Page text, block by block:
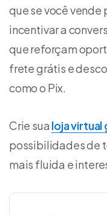
que se você vende
incentivar a
que reforçam
frete grátis e
como o Pix.
Crie sua loja virtual
possibilidades de
mais fluida e